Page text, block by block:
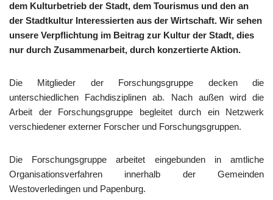
dem Kulturbetrieb der Stadt, dem Tourismus und den an
der Stadtkultur Interessierten aus der Wirtschaft. Wir sehen
unsere Verpflichtung im Beitrag zur Kultur der Stadt, dies
nur durch Zusammenarbeit, durch konzertierte Aktion.
Die Mitglieder der Forschungsgruppe decken die
unterschiedlichen Fachdisziplinen ab. Nach außen wird die
Arbeit der Forschungsgruppe begleitet durch ein Netzwerk
verschiedener externer Forscher und Forschungsgruppen.
Die Forschungsgruppe arbeitet eingebunden in amtliche
Organisationsverfahren innerhalb der Gemeinden
Westoverledingen und Papenburg.